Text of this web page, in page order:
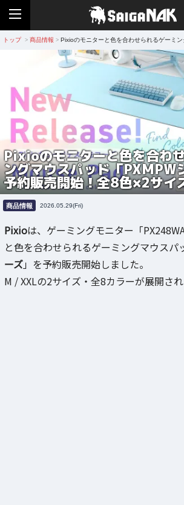
トップ > 商品情報 > Pixioのモニターと色を合わせられるゲーミ
Pixioのモニターと色を合わ
ングマウスパッド「PXMPW
予約販売開始！全8色×2サイ
商品情報 2026.05.29(Fri)
Pixioは、ゲーミングモニター「
と色を合わせられるゲーミングマウスパ
ーズ」を予約販売開始しました。
M / XXLの2サイズ・全8カラーが展開され